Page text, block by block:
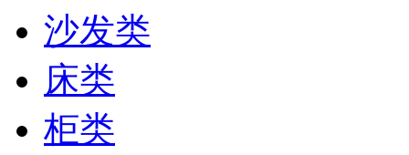
沙发类
床类
柜类